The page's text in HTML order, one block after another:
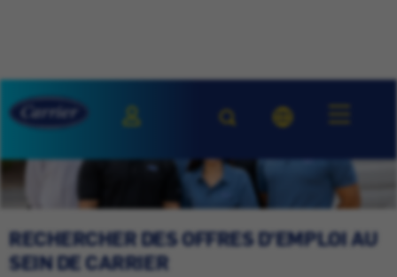
RECHERCHER DES OFFRES D'EMPLOI AU
SEIN DE CARRIER